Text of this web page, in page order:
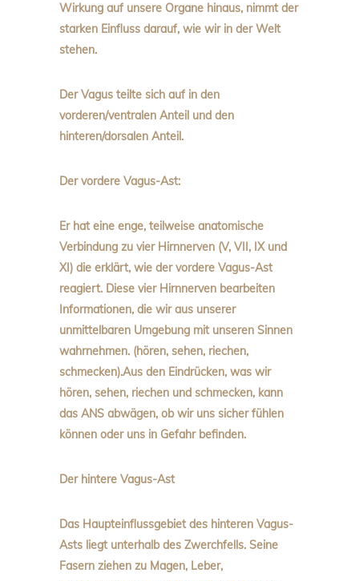
Wirkung auf unsere Organe hinaus, nimmt der
starken Einfluss darauf, wie wir in der Welt
stehen.
Der Vagus teilte sich auf in den
vorderen/ventralen Anteil und den
hinteren/dorsalen Anteil.
Der vordere Vagus-Ast:
Er hat eine enge, teilweise anatomische
Verbindung zu vier Hirnnerven (V, VII, IX und
XI) die erklärt, wie der vordere Vagus-Ast
reagiert. Diese vier Hirnnerven bearbeiten
Informationen, die wir aus unserer
unmittelbaren Umgebung mit unseren Sinnen
wahrnehmen. (hören, sehen, riechen,
schmecken).Aus den Eindrücken, was wir
hören, sehen, riechen und schmecken, kann
das ANS abwägen, ob wir uns sicher fühlen
können oder uns in Gefahr befinden.
Der hintere Vagus-Ast
Das Haupteinflussgebiet des hinteren Vagus-
Asts liegt unterhalb des Zwerchfells. Seine
Fasern ziehen zu Magen, Leber,